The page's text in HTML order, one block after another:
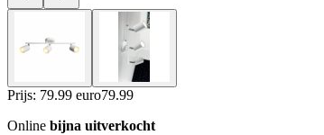
Prijs: 79.99 euro79.99
Online bijna uitverkocht